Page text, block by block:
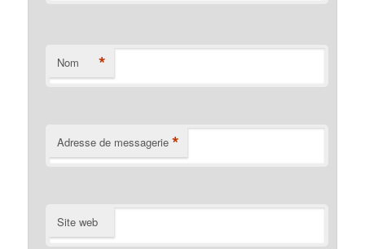
Nom *
Adresse de messagerie *
Site web